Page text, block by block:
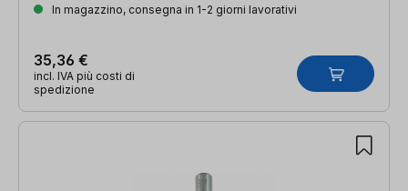
In magazzino, consegna in 1-2 giorni lavorativi
35,36 €
incl. IVA più costi di
spedizione